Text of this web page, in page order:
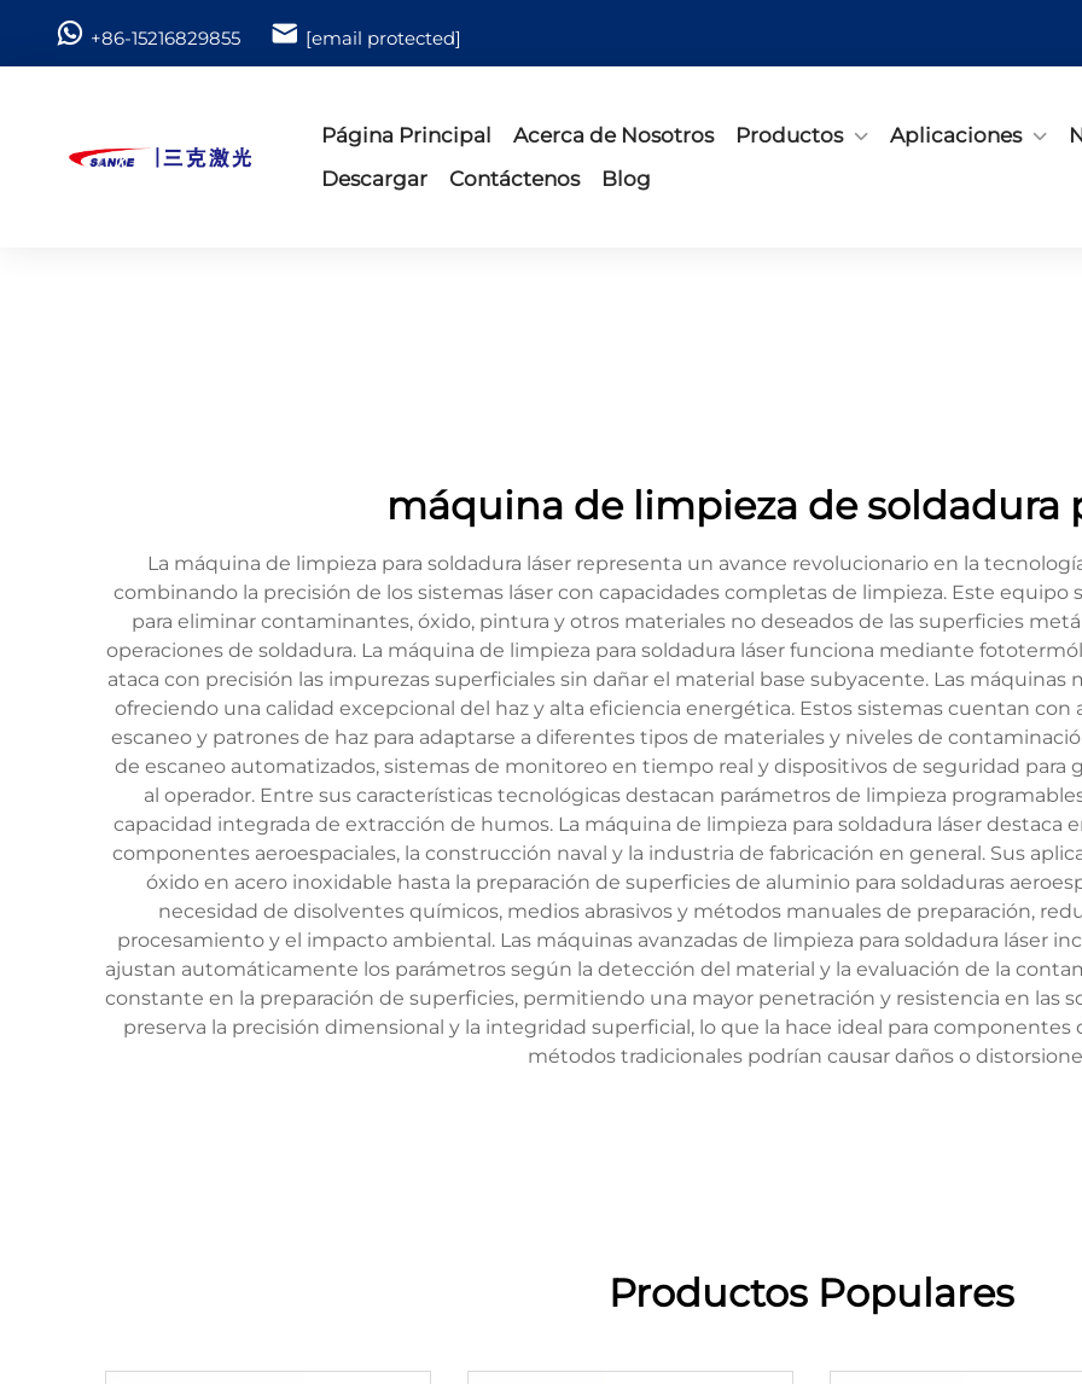
+86-15216829855 [email protected]
Página Principal Acerca de Nosotros Productos Aplicaciones
Descargar
Contáctenos Blog
máquina de limpieza de soldadura
La máquina de limpieza para soldadura láser representa un avance revolucionario en la
combinando la precisión de los sistemas láser con capacidades completas de limpieza. Este equipo
para eliminar contaminantes, óxido, pintura y otros materiales no deseados de las superficies
operaciones de soldadura. La máquina de limpieza para soldadura láser funciona mediante
ataca con precisión las impurezas superficiales sin dañar el material base subyacente. Las
ofreciendo una calidad excepcional del haz y alta eficiencia energética. Estos sistemas cuentan con
escaneo y patrones de haz para adaptarse a diferentes tipos de materiales y niveles de
de escaneo automatizados, sistemas de monitoreo en tiempo real y dispositivos de seguridad para
al operador. Entre sus características tecnológicas destacan parámetros de limpieza
capacidad integrada de extracción de humos. La máquina de limpieza para soldadura láser destaca
componentes aeroespaciales, la construcción naval y la industria de fabricación en general. Sus
óxido en acero inoxidable hasta la preparación de superficies de aluminio para soldaduras
necesidad de disolventes químicos, medios abrasivos y métodos manuales de preparación,
procesamiento y el impacto ambiental. Las máquinas avanzadas de limpieza para soldadura láser
ajustan automáticamente los parámetros según la detección del material y la evaluación de la
constante en la preparación de superficies, permitiendo una mayor penetración y resistencia en las
preserva la precisión dimensional y la integridad superficial, lo que la hace ideal para
métodos tradicionales podrían causar daños o
Productos Populares